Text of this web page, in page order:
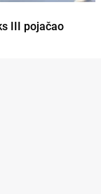
III pojačao